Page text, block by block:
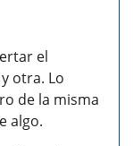
el
otra. Lo
de la misma
algo.